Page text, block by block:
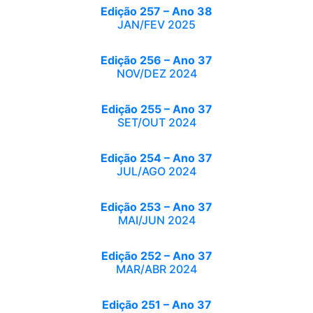
Edição 257 – Ano 38
JAN/FEV 2025
Edição 256 – Ano 37
NOV/DEZ 2024
Edição 255 – Ano 37
SET/OUT 2024
Edição 254 – Ano 37
JUL/AGO 2024
Edição 253 – Ano 37
MAI/JUN 2024
Edição 252 – Ano 37
MAR/ABR 2024
Edição 251 – Ano 37